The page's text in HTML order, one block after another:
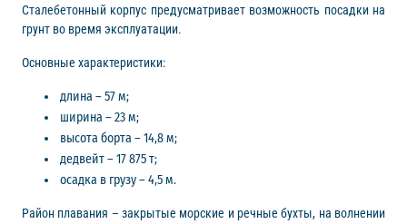
Сталебетонный корпус предусматривает возможность посадки на
грунт во время эксплуатации.
Основные характеристики:
длина – 57 м;
ширина – 23 м;
высота борта – 14,8 м;
дедвейт – 17 875 т;
осадка в грузу – 4,5 м.
Район плавания – закрытые морские и речные бухты, на волнении